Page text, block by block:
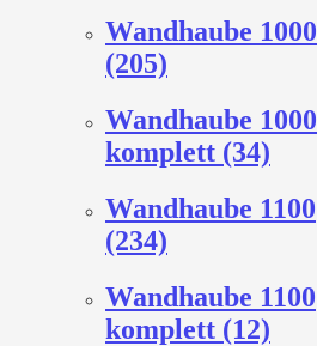
Wandhaube 1000
(205)
Wandhaube 1000
komplett (34)
Wandhaube 1100
(234)
Wandhaube 1100
komplett (12)